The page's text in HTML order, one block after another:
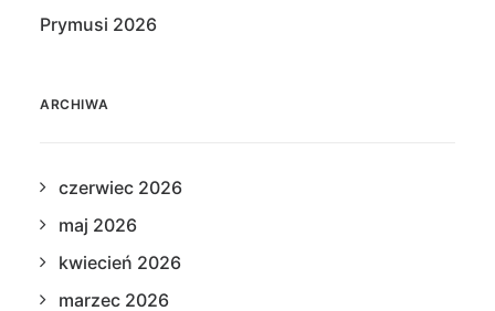
Prymusi 2026
ARCHIWA
czerwiec 2026
maj 2026
kwiecień 2026
marzec 2026